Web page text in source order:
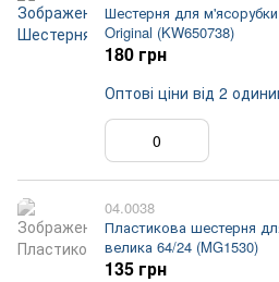
Шестерня для
Original (KW650738)
180 грн
Оптові ціни від 2
04.0038
Пластикова шестерня
велика 64/24 (MG1530)
135 грн